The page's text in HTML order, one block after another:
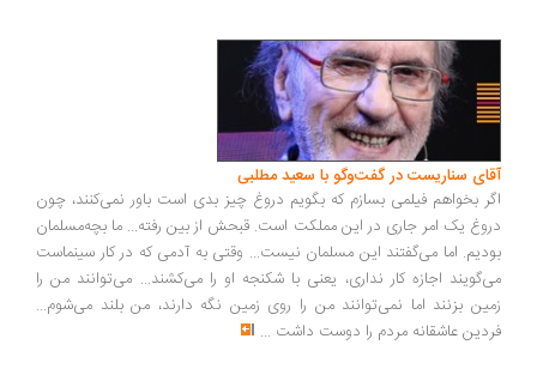
سناریست در گفت‌وگو با سعید مطلبی
بخواهم فیلمی بسازم که بگویم دروغ چیز بدی است باور نمی‌کنند، چون
یک امر جاری در این مملکت است. قبحش از بین رفته... ما بچه‌مسلمان
اما می‌گفتند این مسلمان نیست... وقتی به آدمی که در کار سینماست
اجازه کار نداری، یعنی با شکنجه او را می‌کشند... می‌توانند من را
بزنند اما نمی‌توانند من را روی زمین نگه دارند، من بلند می‌شوم...
عاشقانه مردم را دوست داشت ...